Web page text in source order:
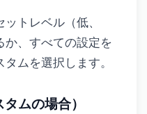
トレベル（低、
か、すべての設定を
ムを選択します。
ムの場合）